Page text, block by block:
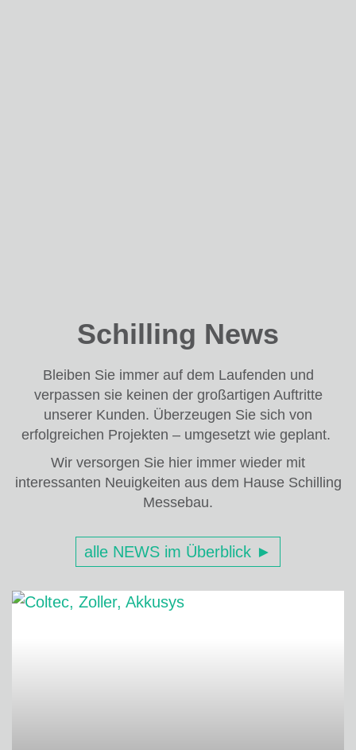
Schilling News
Bleiben Sie immer auf dem Laufenden und
verpassen sie keinen der großartigen Auftritte
unserer Kunden. Überzeugen Sie sich von
erfolgreichen Projekten – umgesetzt wie geplant.
Wir versorgen Sie hier immer wieder mit
interessanten Neuigkeiten aus dem Hause Schilling
Messebau.
alle NEWS im Überblick ►